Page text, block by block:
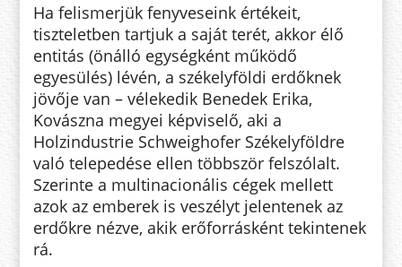
Ha felismerjük fenyveseink értékeit,
tiszteletben tartjuk a saját terét, akkor élő
entitás (önálló egységként működő
egyesülés) lévén, a székelyföldi erdőknek
jövője van – vélekedik Benedek Erika,
Kovászna megyei képviselő, aki a
Holzindustrie Schweighofer Székelyföldre
való telepedése ellen többször felszólalt.
Szerinte a multinacionális cégek mellett
azok az emberek is veszélyt jelentenek az
erdőkre nézve, akik erőforrásként tekintenek
rá.